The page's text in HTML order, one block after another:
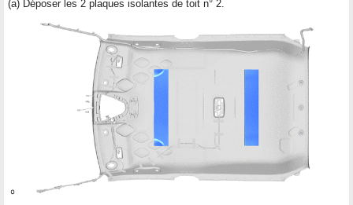
(a) Déposer les 2 plaques isolantes de toit n° 2.